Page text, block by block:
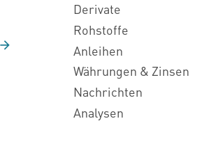
Derivate
Rohstoffe
Anleihen
Währungen & Zinsen
Nachrichten
Analysen